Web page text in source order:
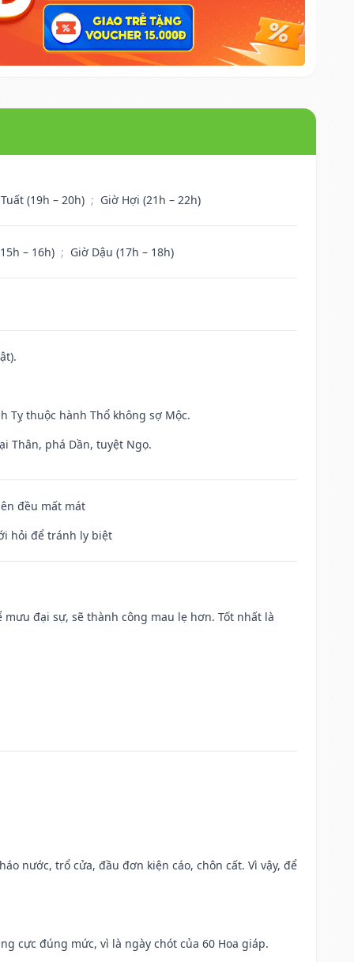
(19h – 20h) ; Giờ Hợi (21h – 22h)
– 16h) ; Giờ Dậu (17h – 18h)
Tỵ thuộc hành Thổ không sợ Mộc.
Thân, phá Dần, tuyệt Ngọ.
đều mất mát
hỏi để tránh ly biệt
đại sự, sẽ thành công mau lẹ hơn. Tốt nhất là
nước, trổ cửa, đầu đơn kiện cáo, chôn cất. Vì vậy, để
cực đúng mức, vì là ngày chót của 60 Hoa giáp.